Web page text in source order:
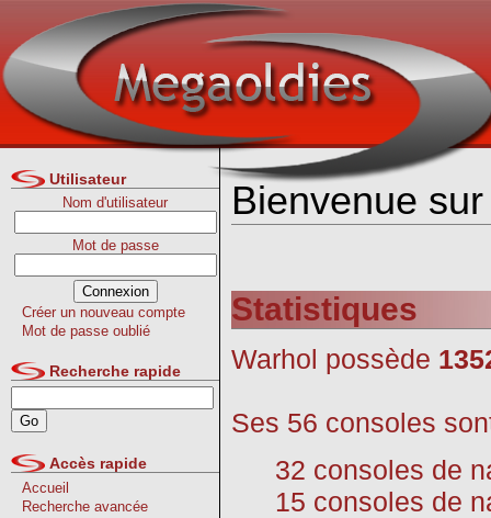
Utilisateur
Nom d'utilisateur
Mot de passe
Créer un nouveau compte
Mot de passe oublié
Recherche rapide
Accès rapide
Accueil
Recherche avancée
Bienvenue
Statistiques
Warhol possède
Ses 56 consoles
32 consoles de
15 consoles de